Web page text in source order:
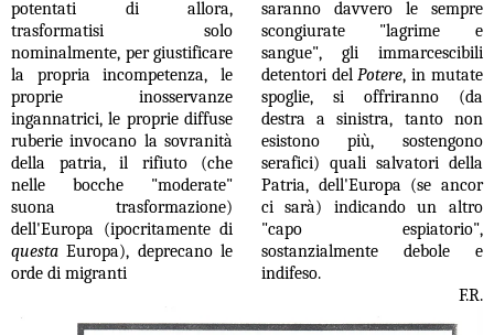
potentati di allora,
trasformatisi solo
nominalmente, per giustificare
la propria incompetenza, le
proprie inosservanze
ingannatrici, le proprie diffuse
ruberie invocano la sovranità
della patria, il rifiuto (che
nelle bocche "moderate"
suona trasformazione)
dell'Europa (ipocritamente di
questa Europa), deprecano le
orde di migranti
saranno davvero le sempre
scongiurate "lagrime e
sangue", gli immarcescibili
detentori delPotere, in mutate
spoglie, si offriranno (da
destra a sinistra, tanto non
esistono più, sostengono
serafici) quali salvatori della
Patria, dell'Europa (se ancor
ci sarà) indicando un altro
"capo espiatorio",
sostanzialmente debole e
indifeso.
F.R.